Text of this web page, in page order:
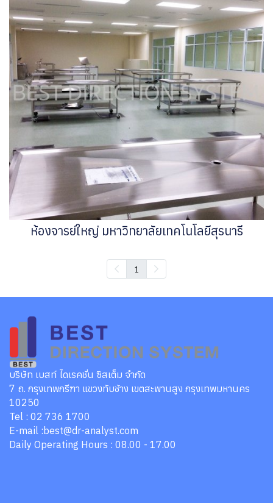
ห้องจารย์ใหญ่ มหาวิทยาลัยเทคโนโลยีสุรนารี
1
บริษัท เบสท์ ไดเรคชั่น ซิสเต็ม จำกัด
7 ถ. กรุงเทพกรีฑา แขวงทับช้าง เขตสะพานสูง กรุงเทพมหานคร
10250
Tel : 02 736 1700
E-mail :best@dr-analyst.com
Daily Operating Hours : 08.00 - 17.00